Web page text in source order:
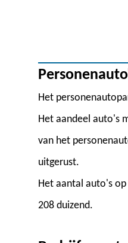
Het
Het aandeel auto's
van het
uitgerust.
Het aantal auto's op
208 duizend.